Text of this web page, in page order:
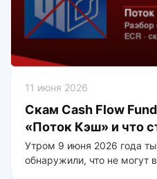
11 июня 2026
Скам Cash Flow
«Поток Кэш» и что
Утром 9 июня 2026 года
обнаружили, что не могут